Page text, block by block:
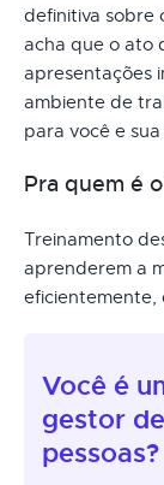
definitiva sobre
acha que o ato
apresentações
ambiente de
para você e
Pra quem é
Treinamento
aprenderem a
eficientemente,
Você é
gestor de
pessoas?